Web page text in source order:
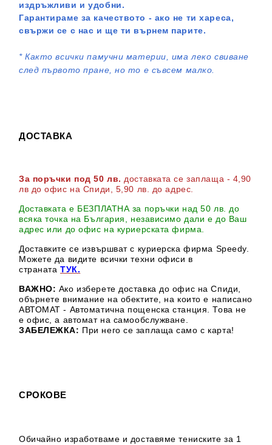
издръжливи и удобни.
Гарантираме за качеството - ако не ти хареса,
свържи се с нас и ще ти върнем парите.
*Както всички памучни материи, има леко свиване
след първото пране, но то е съвсем малко.
ДОСТАВКА
За поръчки под 50 лв. доставката се заплаща - 4,90
лв до офис на Спиди
, 5,90 лв. до адрес
Доставката е БЕЗПЛАТНА за поръчки над 50 лв. до
всяка точка на България, независимо дали е до Ваш
адрес или до офис на куриерската фирма.
Доставките се извършват с куриерска фирма Speedy.
Можете да видите всички техни офиси в
страната ТУК.
ВАЖНО: Ако изберете доставка до офис на Спиди,
обърнете внимание на обектите, на които е написано
АВТОМАТ - Автоматична пощенска станция. Това не
е офис, а автомат на самообслужване.
ЗАБЕЛЕЖКА: При него се заплаща само с карта!
СРОКОВЕ
Обичайно изработваме и доставяме тениските за 1